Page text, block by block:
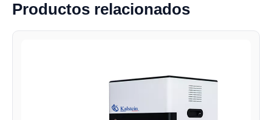
Productos relacionados